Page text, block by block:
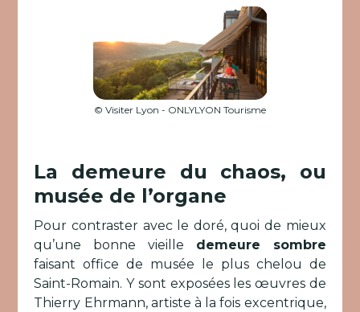
© Visiter Lyon - ONLYLYON Tourisme
La demeure du chaos, ou
musée de l’organe
Pour contraster avec le doré, quoi de mieux
qu’une bonne vieille demeure sombre
faisant office de musée le plus chelou de
Saint-Romain. Y sont exposées les œuvres de
Thierry Ehrmann, artiste à la fois excentrique,